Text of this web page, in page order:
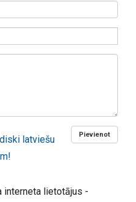
Pievienot
latviešu
interneta lietotājus -